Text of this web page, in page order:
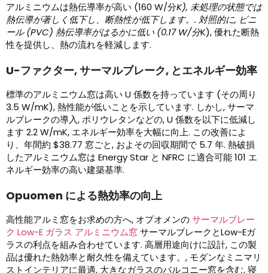
アルミニウムは熱伝導率が高い (160 W/分K), 未処理の状態では
熱伝導が著しく低下し、断熱性が低下します。. 対照的に, ビニ
ール (PVC) 熱伝導率がはるかに低い (0.17 W/分K), 優れた断熱
性を提供し、熱の流れを軽減します.
U-ファクター, サーマルブレーク, とエネルギー効率
標準のアルミニウム窓は高い U 係数を持っています (その周り
3.5 W/mK), 熱性能が低いことを示しています. しかし, サーマ
ルブレークの導入, ポリウレタンなどの, U 係数を以下に低減し
ます 2.2 W/mK, エネルギー効率を大幅に向上. この改善によ
り、年間約 $38.77 窓ごと, およその回収期間で 5.7 年. 熱破損
したアルミニウム窓は Energy Star と NFRC に適合可能 101 エ
ネルギー効率の高い建築基準.
Opuomen による熱効率の向上
高性能アルミ窓をお求めの方へ, オプオメンのサーマルブレー
ク Low-E ガラス アルミニウム窓 サーマルブレークとLow-Eガ
ラスの利点を組み合わせています. 高層用途向けに設計, この製
品は優れた熱効率と耐久性を備えています。, モダンなミニマリ
ストインテリアに最適, 大きなガラスのバルコニー窓を含む, 寝